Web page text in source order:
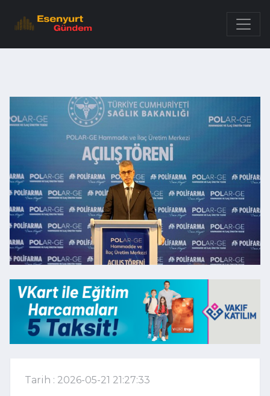
Tarih : 2026-05-21 21:27:33